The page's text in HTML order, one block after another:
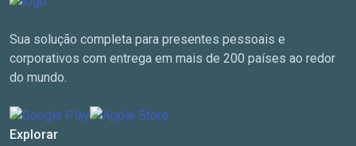
Sua solução completa para presentes pessoais e
corporativos com entrega em mais de 200 países ao redor
do mundo.
Explorar